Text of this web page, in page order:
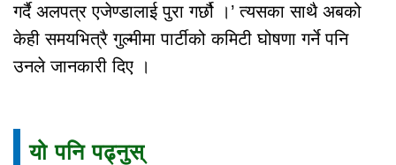
गर्दै अलपत्र एजेण्डालाई पुरा गर्छौ ।’ त्यसका साथै अबको
केही समयभित्रै गुल्मीमा पार्टीको कमिटी घोषणा गर्ने पनि
उनले जानकारी दिए ।
यो पनि पढ्नुस्